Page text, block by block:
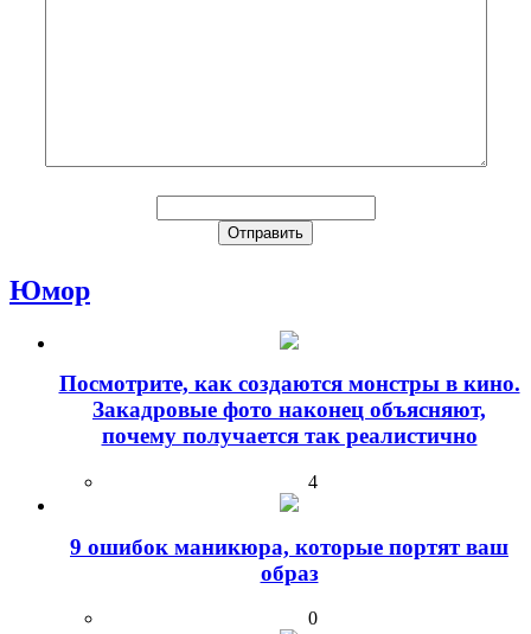
Юмор
Посмотрите, как создаются монстры в кино.
Закадровые фото наконец объясняют,
почему получается так реалистично
4
9 ошибок маникюра, которые портят ваш
образ
0